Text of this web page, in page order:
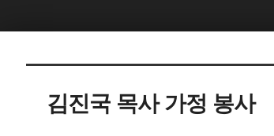
김진국 목사 가정 봉사
북5